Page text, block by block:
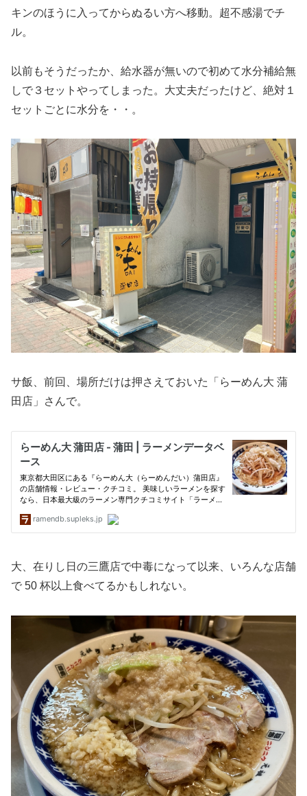
キンのほうに入ってからぬるい方へ移動。超不感湯でチ
ル。
以前もそうだったか、給水器が無いので初めて水分補給無
しで３セットやってしまった。大丈夫だったけど、絶対１
セットごとに水分を・・。
サ飯、前回、場所だけは押さえておいた「らーめん大 蒲
田店」さんで。
大、在りし日の三鷹店で中毒になって以来、いろんな店舗
で 50 杯以上食べてるかもしれない。